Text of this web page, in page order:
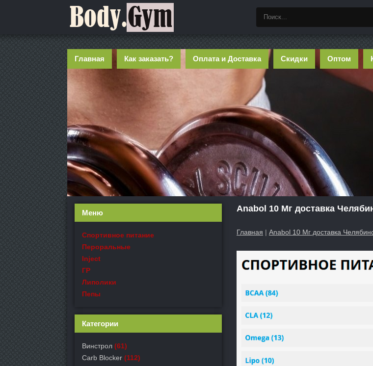
Главная Как заказать? Оплата и Доставка Скидки Оптом
Anabol 10 Мг доставка
Главная | Anabol 10 Мг доставка
Меню
Спортивное питание
Пероральные
Inject
ГР
Липолики
Пепы
Категории
Винстрол (61)
Carb Blocker (112)